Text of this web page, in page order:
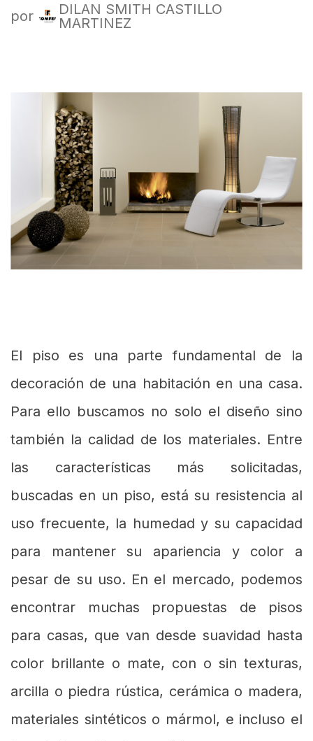
por
DILAN SMITH CASTILLO
MARTINEZ
El piso es una parte fundamental de la
decoración de una habitación en una casa.
Para ello buscamos no solo el diseño sino
también la calidad de los materiales. Entre
las características más solicitadas,
buscadas en un piso, está su resistencia al
uso frecuente, la humedad y su capacidad
para mantener su apariencia y color a
pesar de su uso. En el mercado, podemos
encontrar muchas propuestas de pisos
para casas, que van desde suavidad hasta
color brillante o mate, con o sin texturas,
arcilla o piedra rústica, cerámica o madera,
materiales sintéticos o mármol, e incluso el